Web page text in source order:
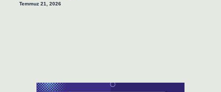
Temmuz 21, 2026